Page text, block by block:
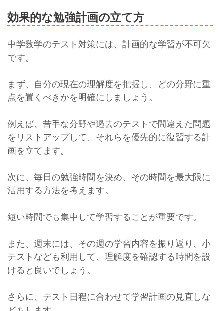
効果的な勉強計画の立て方
中学数学のテスト対策には、計画的な学習が不可欠
です。
まず、自分の現在の理解度を把握し、どの分野に重
点を置くべきかを明確にしましょう。
例えば、苦手な分野や過去のテストで間違えた問題
をリストアップして、それらを優先的に復習する計
画を立てます。
次に、毎日の勉強時間を決め、その時間を最大限に
活用する方法を考えます。
短い時間でも集中して学習することが重要です。
また、週末には、その週の学習内容を振り返り、小
テストなども利用して、理解度を確認する時間を設
けると良いでしょう。
さらに、テスト日程に合わせて学習計画の見直しな